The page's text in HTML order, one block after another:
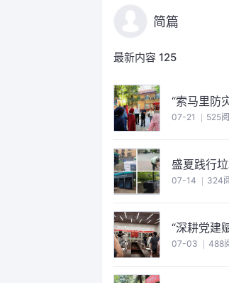
简篇
最新内容 125
“索马里防
07-21 525
盛夏践行
07-14 324
“深耕党建
07-03 488